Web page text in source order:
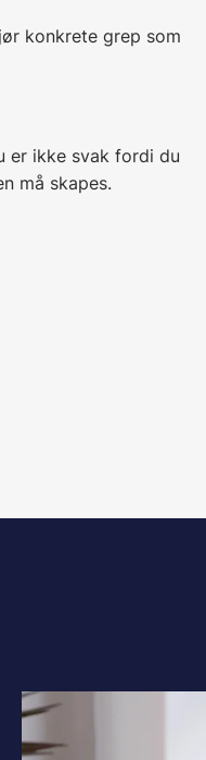
konkrete grep som
er ikke svak fordi du
må skapes.